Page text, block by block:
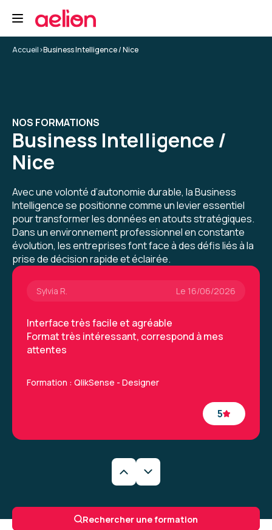
Accueil>Business Intelligence / Nice
NOS FORMATIONS
Business Intelligence /
Nice
Avec une volonté d’autonomie durable, la Business
Intelligence se positionne comme un levier essentiel
pour transformer les données en atouts stratégiques.
Dans un environnement professionnel en constante
évolution, les entreprises font face à des défis liés à la
prise de décision rapide et éclairée.
5
Formation : Power BI, expertise
4
bonne expérience mais il manque un parking à
vélos
Formation : Power BI, expertise
Sylvia R. Le 16/06/2026
5
Interface très facile et agréable
Format très intéressant, correspond à mes
attentes
Formation : QlikSense - Designer
Formateur très bon pédagogue, à l'écoute et
patient, je suis très satisfait du déroulé de ma
Rechercher une formation